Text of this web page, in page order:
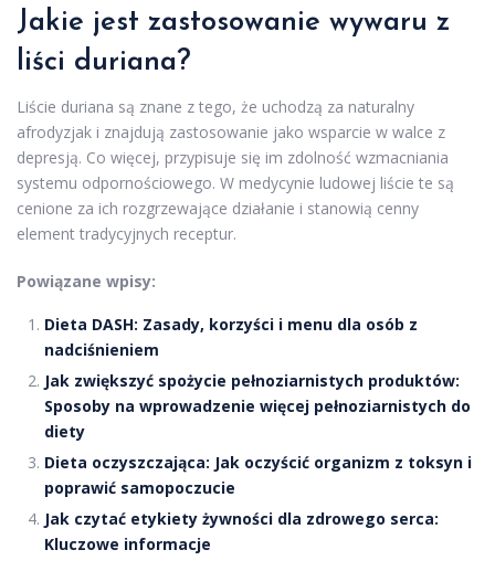
Jakie jest zastosowanie wywaru z
liści duriana?
Liście duriana są znane z tego, że uchodzą za naturalny
afrodyzjak i znajdują zastosowanie jako wsparcie w walce z
depresją. Co więcej, przypisuje się im zdolność wzmacniania
systemu odpornościowego. W medycynie ludowej liście te są
cenione za ich rozgrzewające działanie i stanowią cenny
element tradycyjnych receptur.
Powiązane wpisy:
Dieta DASH: Zasady, korzyści i menu dla osób z
nadciśnieniem
Jak zwiększyć spożycie pełnoziarnistych produktów:
Sposoby na wprowadzenie więcej pełnoziarnistych do
diety
Dieta oczyszczająca: Jak oczyścić organizm z toksyn i
poprawić samopoczucie
Jak czytać etykiety żywności dla zdrowego serca:
Kluczowe informacje